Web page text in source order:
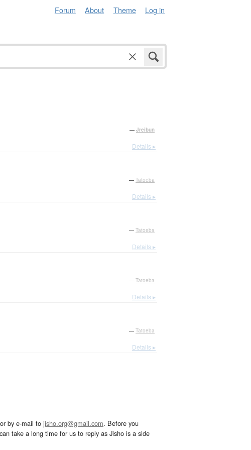
Forum About Theme Log in
— Jreibun
Details ▸
— Tatoeba
Details ▸
— Tatoeba
Details ▸
— Tatoeba
Details ▸
— Tatoeba
Details ▸
or by e-mail to jisho.org@gmail.com. Before you
take a long time for us to reply as Jisho is a side